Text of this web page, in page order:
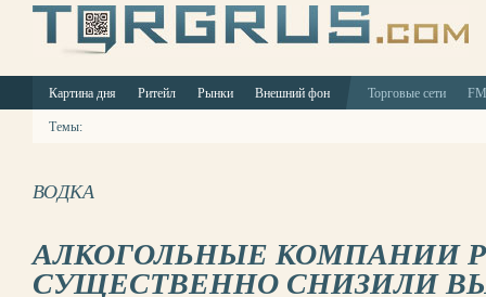
Картина дня Ритейл Рынки Внешний фон Торговые сети
Темы:
ВОДКА
АЛКОГОЛЬНЫЕ КОМПАНИИ
СУЩЕСТВЕННО СНИЗИЛИ